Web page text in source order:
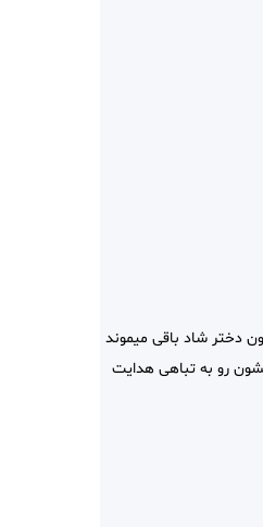
دختر شاد باقی میموند
رو به تباهی هدایت